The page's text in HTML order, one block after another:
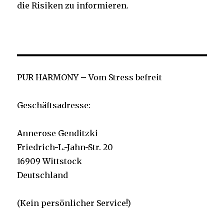
die Risiken zu informieren.
PUR HARMONY – Vom Stress befreit
Geschäftsadresse:
Annerose Genditzki
Friedrich-L.-Jahn-Str. 20
16909 Wittstock
Deutschland
(Kein persönlicher Service!)